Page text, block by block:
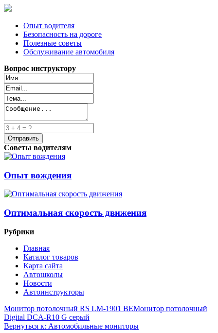
Опыт водителя
Безопасность на дороге
Полезные советы
Обслуживание автомобиля
Вопрос инструктору
Советы водителям
Опыт вождения
Оптимальная скорость движения
Рубрики
Главная
Каталог товаров
Карта сайта
Автошколы
Новости
Автоинструкторы
Монитор потолочный RS LM-1901 BEМонитор потолочный
Digital DCA-R10 G серый
Вернуться к: Автомобильные мониторы